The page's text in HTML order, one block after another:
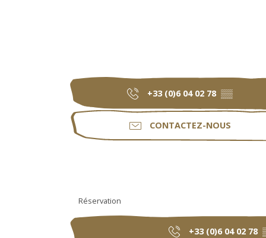
+33 (0)6 04 02 78 ▒▒
CONTACTEZ-NOUS
Réservation
+33 (0)6 04 02 78